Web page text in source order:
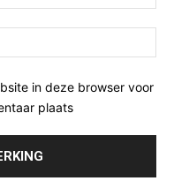
in deze browser voor
plaats